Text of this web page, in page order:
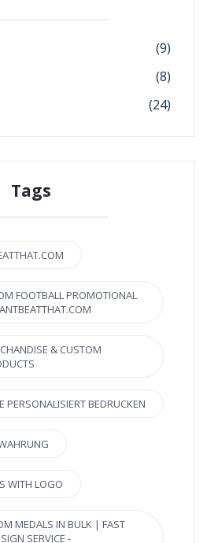
(9)
(8)
(24)
Tags
FOOTBALL PROMOTIONAL
& CUSTOM
PERSONALISIERT BEDRUCKEN
WITH LOGO
MEDALS IN BULK | FAST
SERVICE -